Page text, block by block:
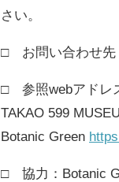
さい。
□ お問い合わせ先
□ 参照webアドレ
TAKAO 599
Botanic Green
□ 協力：Botanic